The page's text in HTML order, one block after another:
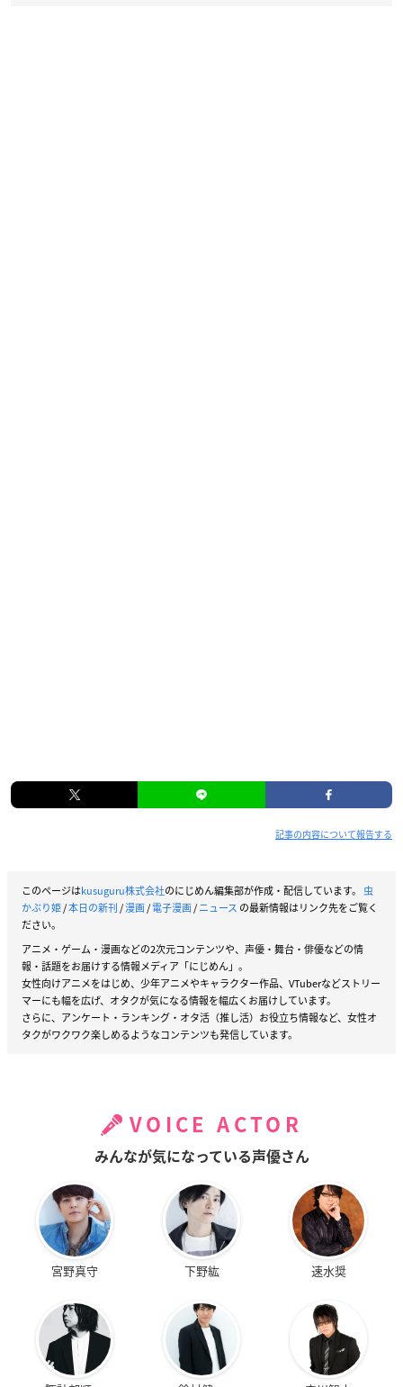
記事の内容について報告する
このページはkusuguru株式会社のにじめん編集部が作成・配信しています。 虫
かぶり姫/本日の新刊/漫画/電子漫画/ニュース の最新情報はリンク先をご覧く
ださい。
アニメ・ゲーム・漫画などの2次元コンテンツや、声優・舞台・俳優などの情
報・話題をお届けする情報メディア「にじめん」。
女性向けアニメをはじめ、少年アニメやキャラクター作品、VTuberなどストリー
マーにも幅を広げ、オタクが気になる情報を幅広くお届けしています。
さらに、アンケート・ランキング・オタ活（推し活）お役立ち情報など、女性オ
タクがワクワク楽しめるようなコンテンツも発信しています。
VOICE ACTOR
みんなが気になっている声優さん
宮野真守 下野紘 速水奨